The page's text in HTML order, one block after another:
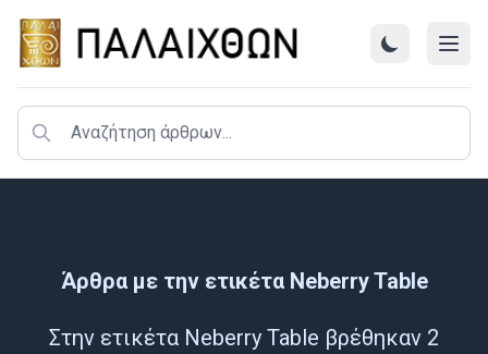
Άρθρα με την ετικέτα Νeberry Table
Στην ετικέτα Νeberry Table βρέθηκαν 2